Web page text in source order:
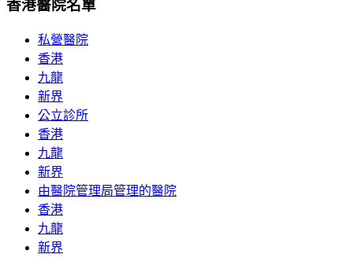
香港醫院名單
私營醫院
香港
九龍
新界
公立診所
香港
九龍
新界
由醫院管理局管理的醫院
香港
九龍
新界